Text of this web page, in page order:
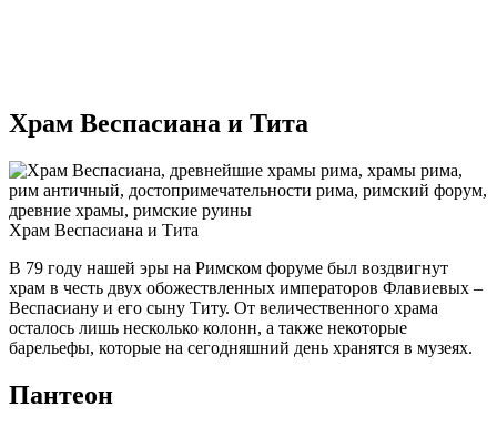
Храм Веспасиана и Тита
Храм Веспасиана и Тита
В 79 году нашей эры на Римском форуме был воздвигнут
храм в честь двух обожествленных императоров Флавиевых –
Веспасиану и его сыну Титу. От величественного храма
осталось лишь несколько колонн, а также некоторые
барельефы, которые на сегодняшний день хранятся в музеях.
Пантеон